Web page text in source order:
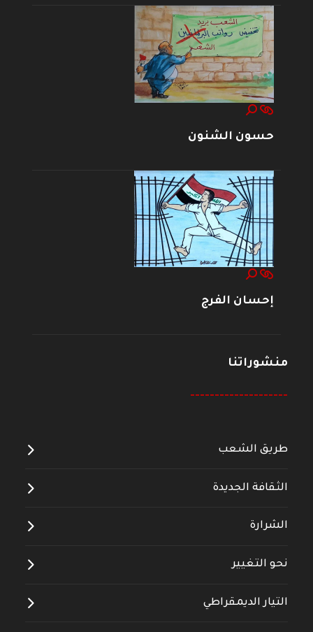
حسون الشنون
إحسان الفرج
منشوراتنا
--------------------
طريق الشعب
الثقافة الجديدة
الشرارة
نحو التغيير
التيار الديمقراطي